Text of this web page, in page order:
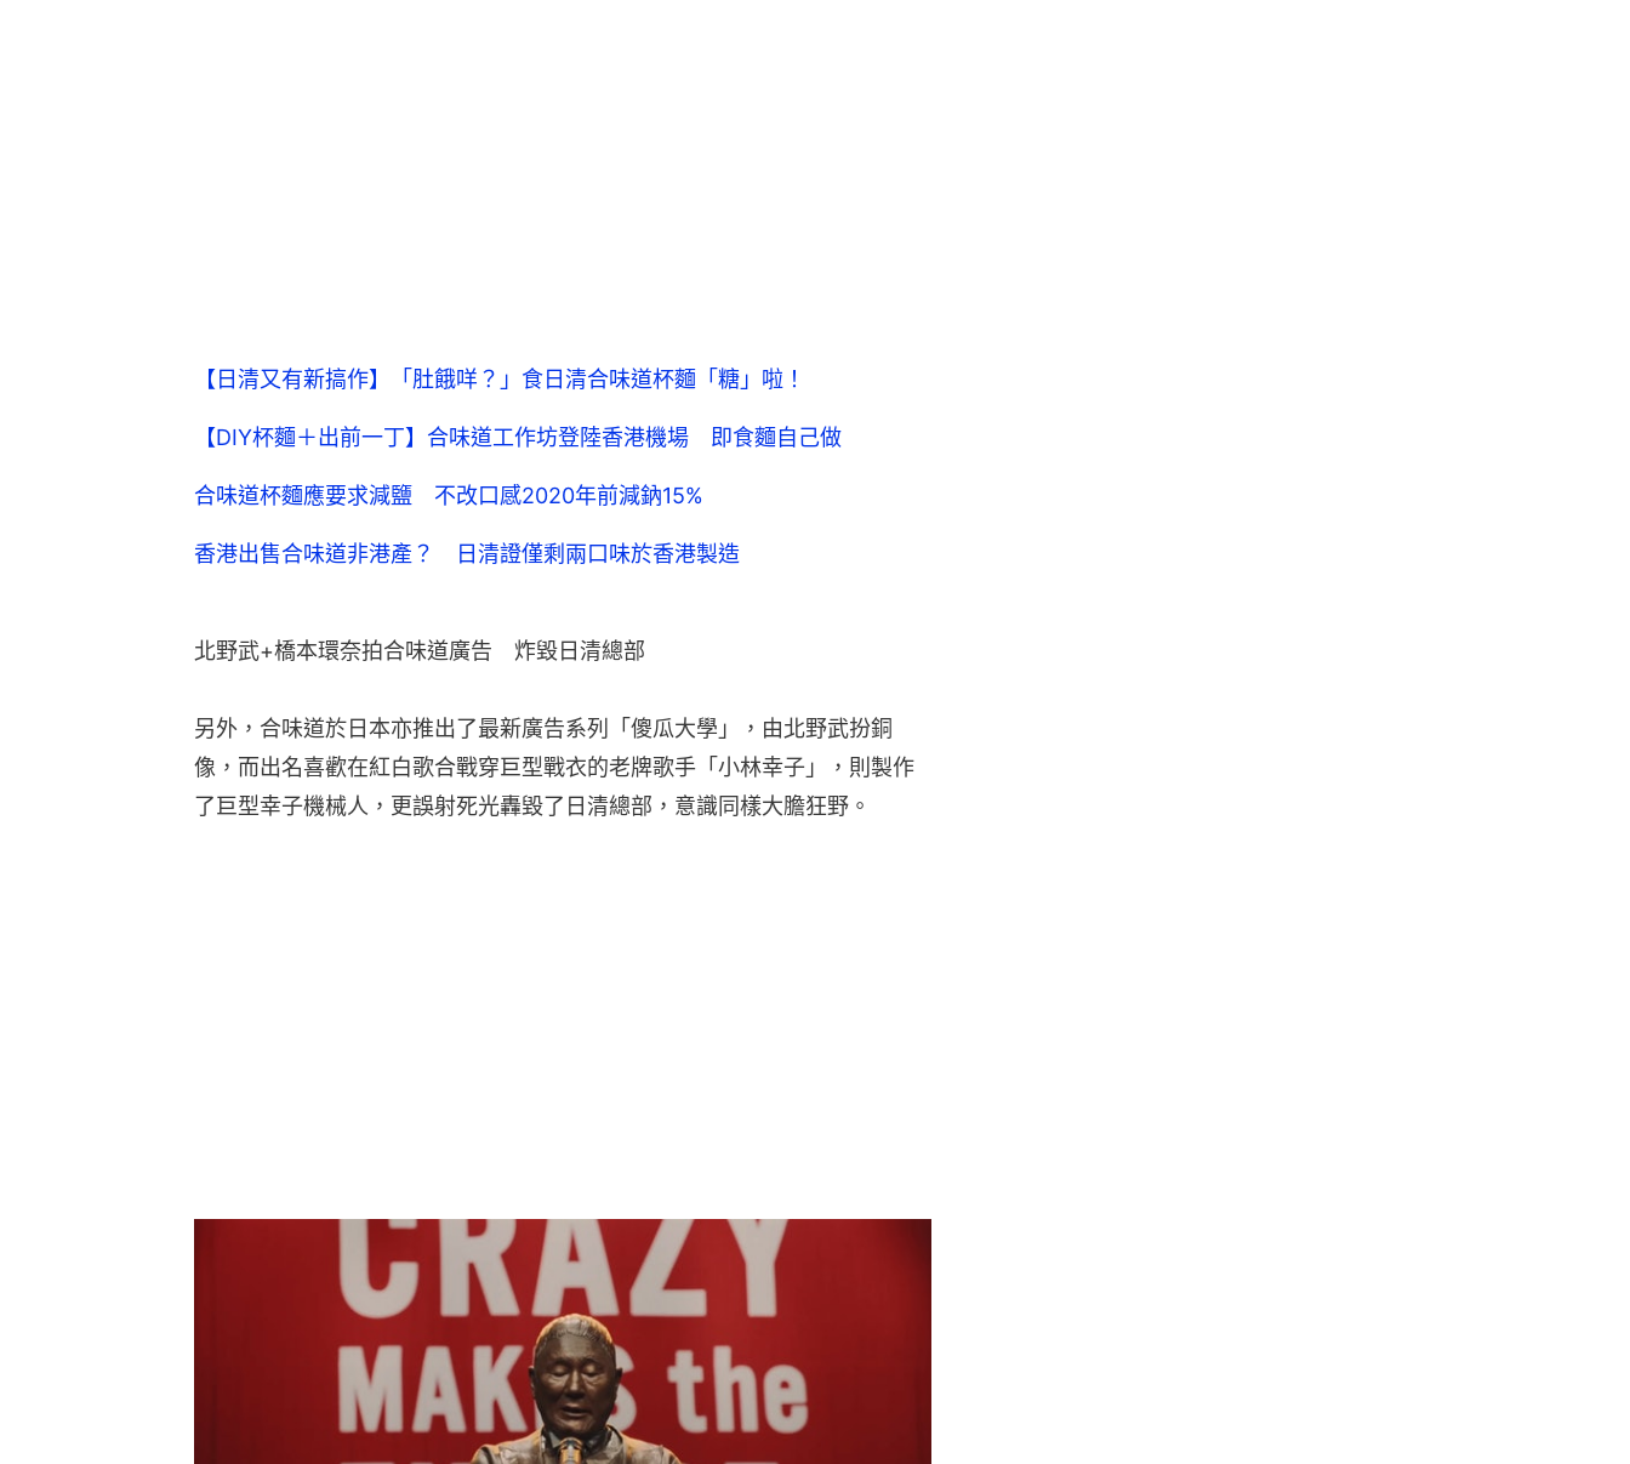
【日清又有新搞作】「肚餓咩？」食日清合味道杯麵「糖」啦！
【DIY杯麵＋出前一丁】合味道工作坊登陸香港機場 即食麵自己做
合味道杯麵應要求減鹽 不改口感2020年前減鈉15%
香港出售合味道非港產？ 日清證僅剩兩口味於香港製造
北野武+橋本環奈拍合味道廣告　炸毀日清總部
另外，合味道於日本亦推出了最新廣告系列「傻瓜大學」，由北野武扮銅
像，而出名喜歡在紅白歌合戰穿巨型戰衣的老牌歌手「小林幸子」，則製作
了巨型幸子機械人，更誤射死光轟毀了日清總部，意識同樣大膽狂野。